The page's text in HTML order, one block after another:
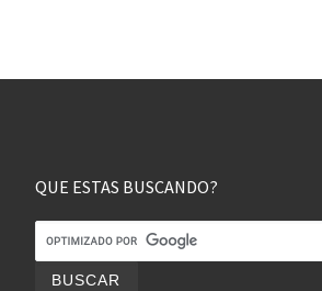
QUE ESTAS BUSCANDO?